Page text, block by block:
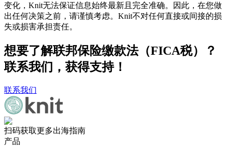
变化，Knit无法保证信息始终最新且完全准确。因此，在您做
出任何决策之前，请谨慎考虑。Knit不对任何直接或间接的损
失或损害承担责任。
想要了解联邦保险缴款法（FICA税）？
联系我们，获得支持！
联系我们
扫码获取更多出海指南
产品